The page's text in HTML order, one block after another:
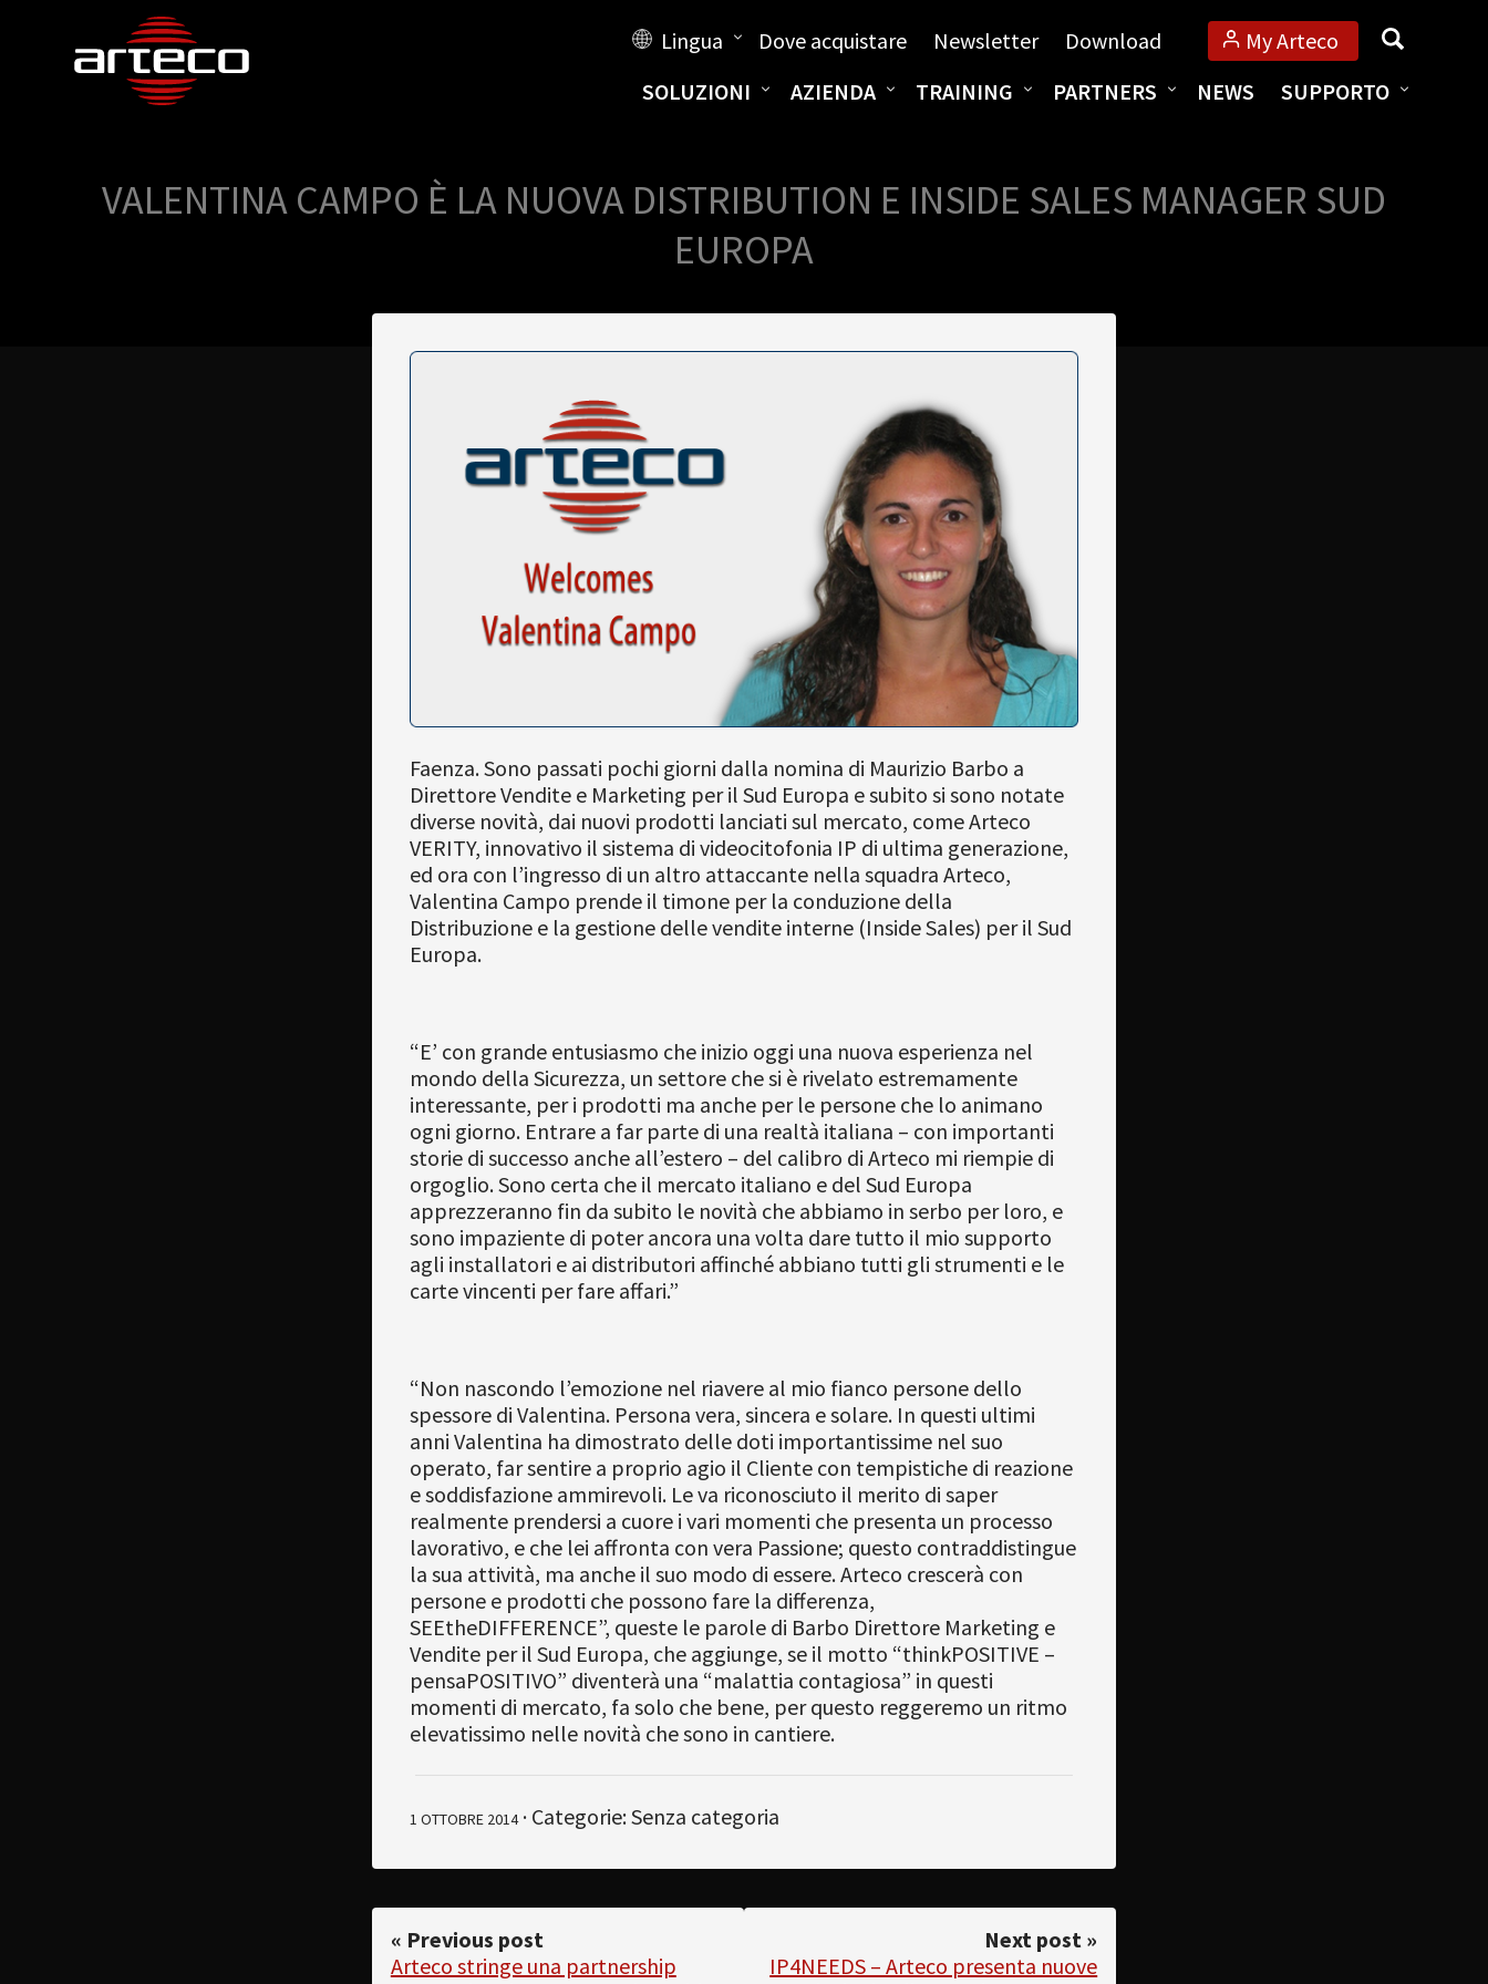
My Arteco
Dove acquistare Newsletter Download
Lingua Cerca
SOLUZIONI AZIENDA TRAINING PARTNERS NEWS SUPPORTO
VALENTINA CAMPO È LA NUOVA DISTRIBUTION E INSIDE SALES MANAGER SUD
EUROPA
Faenza. Sono passati pochi giorni dalla nomina di Maurizio Barbo a
Direttore Vendite e Marketing per il Sud Europa e subito si sono notate
diverse novità, dai nuovi prodotti lanciati sul mercato, come Arteco
VERITY, innovativo il sistema di videocitofonia IP di ultima generazione,
ed ora con l’ingresso di un altro attaccante nella squadra Arteco,
Valentina Campo prende il timone per la conduzione della
Distribuzione e la gestione delle vendite interne (Inside Sales) per il Sud
Europa.
“E’ con grande entusiasmo che inizio oggi una nuova esperienza nel
mondo della Sicurezza, un settore che si è rivelato estremamente
interessante, per i prodotti ma anche per le persone che lo animano
ogni giorno. Entrare a far parte di una realtà italiana – con importanti
storie di successo anche all’estero – del calibro di Arteco mi riempie di
orgoglio. Sono certa che il mercato italiano e del Sud Europa
apprezzeranno fin da subito le novità che abbiamo in serbo per loro, e
sono impaziente di poter ancora una volta dare tutto il mio supporto
agli installatori e ai distributori affinché abbiano tutti gli strumenti e le
carte vincenti per fare affari.”
“Non nascondo l’emozione nel riavere al mio fianco persone dello
spessore di Valentina. Persona vera, sincera e solare. In questi ultimi
anni Valentina ha dimostrato delle doti importantissime nel suo
operato, far sentire a proprio agio il Cliente con tempistiche di reazione
e soddisfazione ammirevoli. Le va riconosciuto il merito di saper
realmente prendersi a cuore i vari momenti che presenta un processo
lavorativo, e che lei affronta con vera Passione; questo contraddistingue
la sua attività, ma anche il suo modo di essere. Arteco crescerà con
persone e prodotti che possono fare la differenza,
SEEtheDIFFERENCE”, queste le parole di Barbo Direttore Marketing e
Vendite per il Sud Europa, che aggiunge, se il motto “thinkPOSITIVE –
pensaPOSITIVO” diventerà una “malattia contagiosa” in questi
momenti di mercato, fa solo che bene, per questo reggeremo un ritmo
elevatissimo nelle novità che sono in cantiere.
1 OTTOBRE 2014· Categorie: Senza categoria
« Previous post
Arteco stringe una partnership
Next post »
IP4NEEDS – Arteco presenta nuove